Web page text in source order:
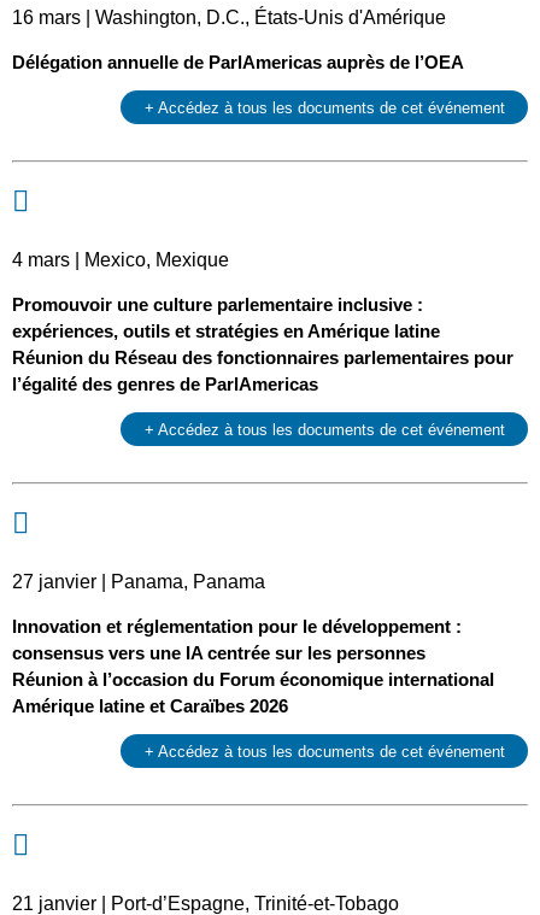
16 mars | Washington, D.C., États-Unis d'Amérique
Délégation annuelle de ParlAmericas auprès de l’OEA
+ Accédez à tous les documents de cet événement
4 mars | Mexico, Mexique
Promouvoir une culture parlementaire inclusive :
expériences, outils et stratégies en Amérique latine
Réunion du Réseau des fonctionnaires parlementaires pour
l’égalité des genres de ParlAmericas
+ Accédez à tous les documents de cet événement
27 janvier | Panama, Panama
Innovation et réglementation pour le développement :
consensus vers une IA centrée sur les personnes
Réunion à l’occasion du Forum économique international
Amérique latine et Caraïbes 2026
+ Accédez à tous les documents de cet événement
21 janvier | Port-d’Espagne, Trinité-et-Tobago